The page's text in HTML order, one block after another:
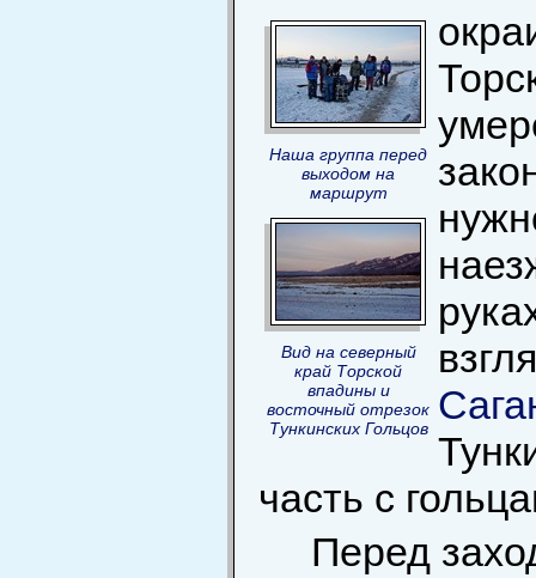
Наша группа перед
выходом на
маршрут
Вид на северный
край Торской
впадины и
восточный отрезок
Тункинских Гольцов
часть с
Перед